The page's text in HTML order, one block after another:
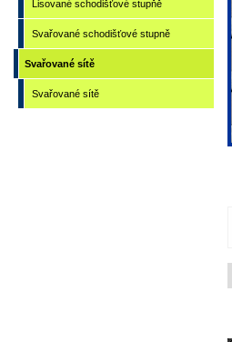
Lisované schodišťové stupňě
Svařované schodišťové stupně
Svařované sítě
Svařované sítě